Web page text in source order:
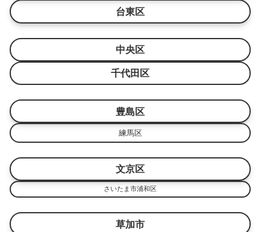
台東区
中央区
千代田区
豊島区
練馬区
文京区
さいたま市浦和区
草加市